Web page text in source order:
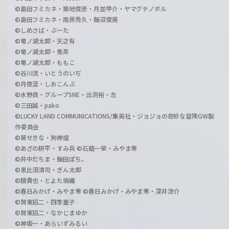
©島田フミカネ・築地俊彦・月並甲介・ヤマグチノボル
©島田フミカネ・南房秀久・飯沼俊規
©しめさば・ぶーた
©竜ノ湖太郎・天之有
©竜ノ湖太郎・焦茶
©竜ノ湖太郎・ももこ
©谷川流・いとうのいぢ
©月夜涙・しおこんぶ
©水野良・グループSNE・出渕裕・左
©三田誠・pako
©LUCKY LAND COMMUNICATIONS/集英社・ジョジョの奇妙な冒険GW製
作委員会
©葵せきな・狗神煌
©あざの耕平・すみ兵 ©石踏一榮・みやま零
©井中だちま・飯田ぽち。
©恵比須清司・ぎん太郎
©鏡貴也・とよた瑣織
©春日みかげ・みやま零 ©春日みかげ・みやま零・深井涼介
©賀東招二・四季童子
©賀東招二・なかじまゆか
©神坂一・あらいずみるい